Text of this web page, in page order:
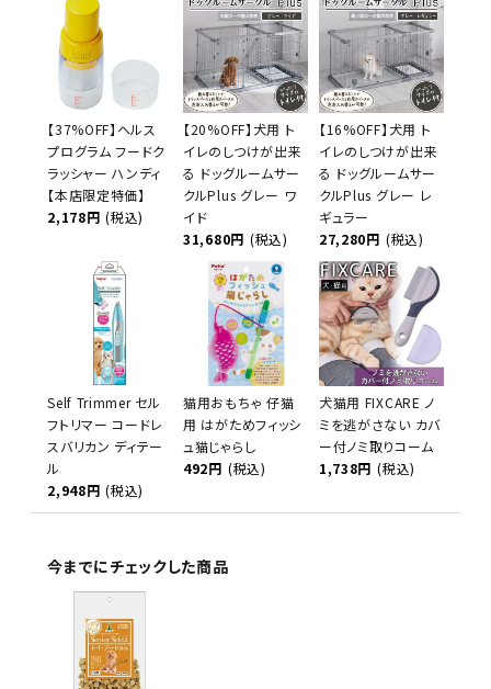
【37%OFF】ヘルス
プログラム フードク
ラッシャー ハンディ
【本店限定特価】
2,178円 (税込)
【20%OFF】犬用 ト
イレのしつけが出来
る ドッグルームサー
クルPlus グレー ワ
イド
31,680円 (税込)
【16%OFF】犬用 ト
イレのしつけが出来
る ドッグルームサー
クルPlus グレー レ
ギュラー
27,280円 (税込)
Self Trimmer セル
フトリマー コードレ
スバリカン ディテー
ル
2,948円 (税込)
猫用おもちゃ 仔猫
用 はがためフィッシ
ュ猫じゃらし
492円 (税込)
犬猫用 FIXCARE ノ
ミを逃がさない カバ
ー付ノミ取りコーム
1,738円 (税込)
今までにチェックした商品